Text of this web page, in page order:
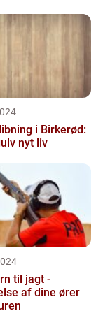
i Birkerød:
nyt liv
til jagt -
af dine ører